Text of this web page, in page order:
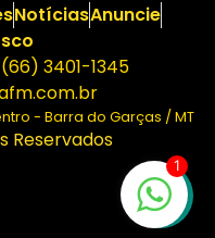
NotíciasAnuncie
(66) 3401-1345
- Barra do Garças / MT
Reservados
1